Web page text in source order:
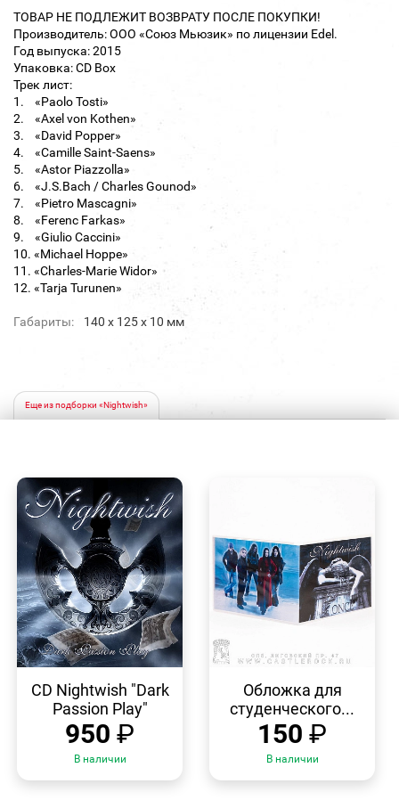
ТОВАР НЕ ПОДЛЕЖИТ ВОЗВРАТУ ПОСЛЕ ПОКУПКИ!
Производитель: ООО «Союз Мьюзик» по лицензии Edel.
Год выпуска: 2015
Упаковка: CD Box
Трек лист:
1. «Paolo Tosti»
2. «Axel von Kothen»
3. «David Popper»
4. «Camille Saint-Saens»
5. «Astor Piazzolla»
6. «J.S.Bach / Charles Gounod»
7. «Pietro Mascagni»
8. «Ferenc Farkas»
9. «Giulio Caccini»
10. «Michael Hoppe»
11. «Charles-Marie Widor»
12. «Tarja Turunen»
Габариты: 140 х 125 х 10 мм
Еще из подборки «Nightwish»
ПРОСМОТР
CD Nightwish "Dark
Passion Play"
950 ₽
В наличии
Обложка для
студенческого...
150 ₽
В наличии